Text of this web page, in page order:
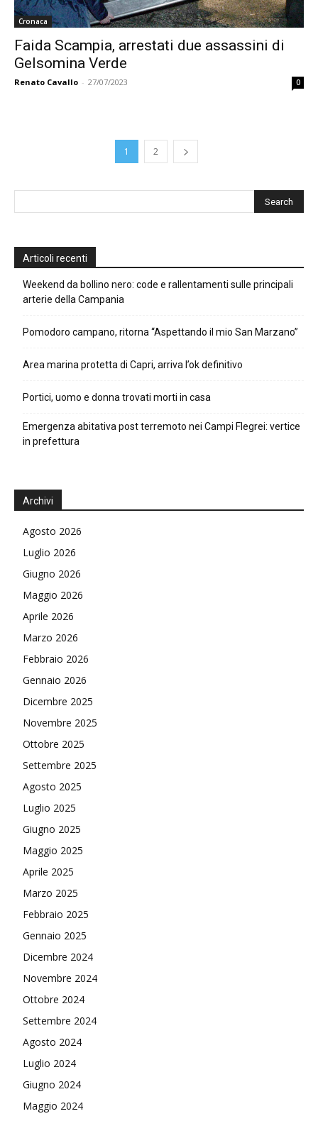
Cronaca
Faida Scampia, arrestati due assassini di
Gelsomina Verde
Renato Cavallo - 27/07/2023 0
1 2
Articoli recenti
Weekend da bollino nero: code e rallentamenti sulle principali
arterie della Campania
Pomodoro campano, ritorna “Aspettando il mio San Marzano”
Area marina protetta di Capri, arriva l’ok definitivo
Portici, uomo e donna trovati morti in casa
Emergenza abitativa post terremoto nei Campi Flegrei: vertice
in prefettura
Archivi
Agosto 2026
Luglio 2026
Giugno 2026
Maggio 2026
Aprile 2026
Marzo 2026
Febbraio 2026
Gennaio 2026
Dicembre 2025
Novembre 2025
Ottobre 2025
Settembre 2025
Agosto 2025
Luglio 2025
Giugno 2025
Maggio 2025
Aprile 2025
Marzo 2025
Febbraio 2025
Gennaio 2025
Dicembre 2024
Novembre 2024
Ottobre 2024
Settembre 2024
Agosto 2024
Luglio 2024
Giugno 2024
Maggio 2024